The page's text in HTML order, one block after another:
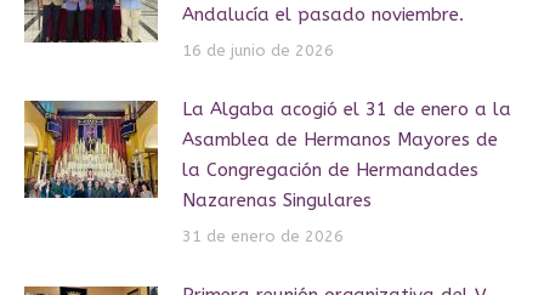
Andalucía el pasado noviembre.
16 de junio de 2026
La Algaba acogió el 31 de enero a la
Asamblea de Hermanos Mayores de
la Congregación de Hermandades
Nazarenas Singulares
31 de enero de 2026